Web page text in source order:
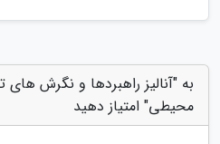
به "آنالیز راهبردها و نگرش های
محیطی" امتیاز دهید